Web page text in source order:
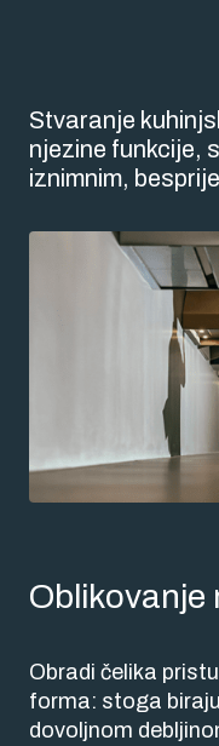
Stvaranje
njezine funkcije,
iznimnim,
Oblikovanje
Obradi čelika
forma: stoga
dovoljnom